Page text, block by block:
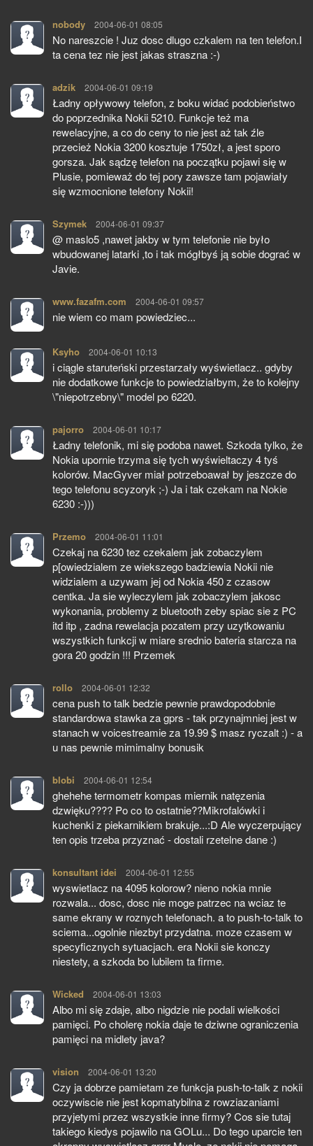
nobody pisze:
2004-06-01 08:05
No nareszcie ! Juz dosc dlugo czkalem na ten telefon.I
ta cena tez nie jest jakas straszna :-)
adzik pisze:
2004-06-01 09:19
Ładny opływowy telefon, z boku widać podobieństwo
do poprzednika Nokii 5210. Funkcje też ma
rewelacyjne, a co do ceny to nie jest aż tak źle
przecież Nokia 3200 kosztuje 1750zł, a jest sporo
gorsza. Jak sądzę telefon na początku pojawi się w
Plusie, pomieważ do tej pory zawsze tam pojawiały
się wzmocnione telefony Nokii!
Szymek pisze:
2004-06-01 09:37
@ maslo5 ,nawet jakby w tym telefonie nie było
wbudowanej latarki ,to i tak mógłbyś ją sobie dograć w
Javie.
www.fazafm.com pisze:
2004-06-01 09:57
nie wiem co mam powiedziec...
Ksyho pisze:
2004-06-01 10:13
i ciągle staruteński przestarzały wyświetlacz.. gdyby
nie dodatkowe funkcje to powiedziałbym, że to kolejny
\"niepotrzebny\" model po 6220.
pajorro pisze:
2004-06-01 10:17
Ładny telefonik, mi się podoba nawet. Szkoda tylko, że
Nokia upornie trzyma się tych wyświeltaczy 4 tyś
kolorów. MacGyver miał potrzeboawał by jeszcze do
tego telefonu scyzoryk ;-) Ja i tak czekam na Nokie
6230 :-)))
Przemo pisze:
2004-06-01 11:01
Czekaj na 6230 tez czekalem jak zobaczylem
p[owiedzialem ze wiekszego badziewia Nokii nie
widzialem a uzywam jej od Nokia 450 z czasow
centka. Ja sie wyleczylem jak zobaczylem jakosc
wykonania, problemy z bluetooth zeby spiac sie z PC
itd itp , zadna rewelacja pozatem przy uzytkowaniu
wszystkich funkcji w miare srednio bateria starcza na
gora 20 godzin !!! Przemek
rollo pisze:
2004-06-01 12:32
cena push to talk bedzie pewnie prawdopodobnie
standardowa stawka za gprs - tak przynajmniej jest w
stanach w voicestreamie za 19.99 $ masz ryczalt :) - a
u nas pewnie mimimalny bonusik
blobi pisze:
2004-06-01 12:54
ghehehe termometr kompas miernik natęzenia
dzwięku???? Po co to ostatnie??Mikrofalówki i
kuchenki z piekarnikiem brakuje...:D Ale wyczerpujący
ten opis trzeba przyznać - dostali rzetelne dane :)
konsultant idei pisze:
2004-06-01 12:55
wyswietlacz na 4095 kolorow? nieno nokia mnie
rozwala... dosc, dosc nie moge patrzec na wciaz te
same ekrany w roznych telefonach. a to push-to-talk to
sciema...ogolnie niezbyt przydatna. moze czasem w
specyficznych sytuacjach. era Nokii sie konczy
niestety, a szkoda bo lubilem ta firme.
Wicked pisze:
2004-06-01 13:03
Albo mi się zdaje, albo nigdzie nie podali wielkości
pamięci. Po cholerę nokia daje te dziwne ograniczenia
pamięci na midlety java?
vision pisze:
2004-06-01 13:20
Czy ja dobrze pamietam ze funkcja push-to-talk z nokii
oczywiscie nie jest kopmatybilna z rowziazaniami
przyjetymi przez wszystkie inne firmy? Cos sie tutaj
takiego kiedys pojawilo na GOLu... Do tego uparcie ten